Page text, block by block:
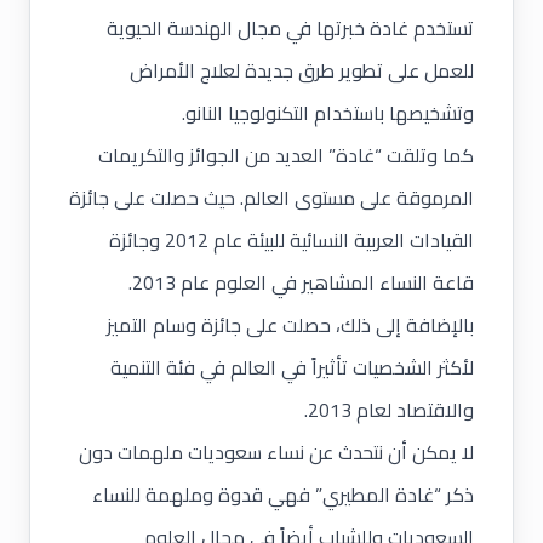
تستخدم غادة خبرتها في مجال الهندسة الحيوية
للعمل على تطوير طرق جديدة لعلاج الأمراض
وتشخيصها باستخدام التكنولوجيا النانو.
كما وتلقت “غادة” العديد من الجوائز والتكريمات
المرموقة على مستوى العالم. حيث حصلت على جائزة
القيادات العربية النسائية للبيئة عام 2012 وجائزة
قاعة النساء المشاهير في العلوم عام 2013.
بالإضافة إلى ذلك، حصلت على جائزة وسام التميز
لأكثر الشخصيات تأثيراً في العالم في فئة التنمية
والاقتصاد لعام 2013.
لا يمكن أن نتحدث عن نساء سعوديات ملهمات دون
ذكر “غادة المطيري” فهي قدوة وملهمة للنساء